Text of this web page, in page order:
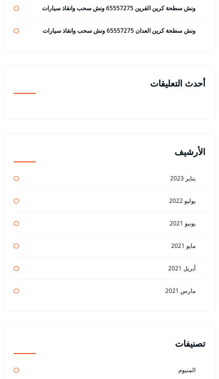
ونش سطحة كرين القرين 65557275 ونش سحب وانقاذ سيارات
ونش سطحة كرين العدان 65557275 ونش سحب وانقاذ سيارات
أحدث التعليقات
الأرشيف
يناير 2023
يوليو 2022
يونيو 2021
مايو 2021
أبريل 2021
مارس 2021
تصنيفات
المنيوم